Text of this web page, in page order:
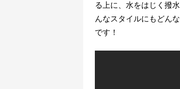
る上に、水をはじく撥
んなスタイルにもどん
です！